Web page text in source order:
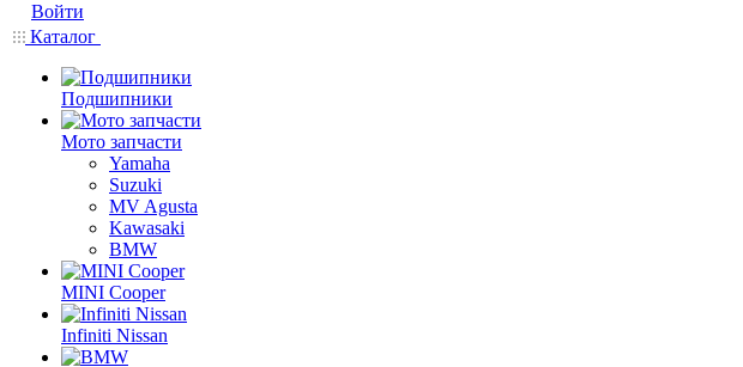
Войти
Каталог
Подшипники
Мото запчасти
Yamaha
Suzuki
MV Agusta
Kawasaki
BMW
MINI Cooper
Infiniti Nissan